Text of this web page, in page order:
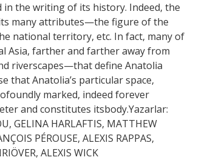
the writing of its history. Indeed, the
many attributes—the figure of the
national territory, etc. In fact, many of
Asia, farther and farther away from
riverscapes—that define Anatolia
that Anatolia’s particular space,
marked, indeed forever
and constitutes itsbody.Yazarlar:
GELINA HARLAFTIS, MATTHEW
PÉROUSE, ALEXIS RAPPAS,
ALEXIS WICK